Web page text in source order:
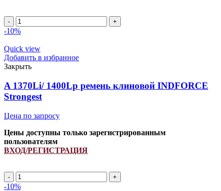
A
1030Li/
ремень
клиновой
INDFORCE
Strongest
quantity
-10%
Quick view
Добавить в избранное
Закрыть
A 1370Li/ 1400Lp ремень клиновой INDFORCE
Strongest
Цена по запросу
Цены доступны только зарегистрированным
пользователям
ВХОД/РЕГИСТРАЦИЯ
A
1370Li/
-10%